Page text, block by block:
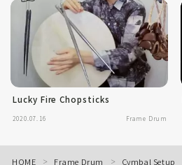
Lucky Fire Chopsticks
2020.07.16 Frame Drum
HOME ＞ Frame Drum ＞ Cymbal Setup